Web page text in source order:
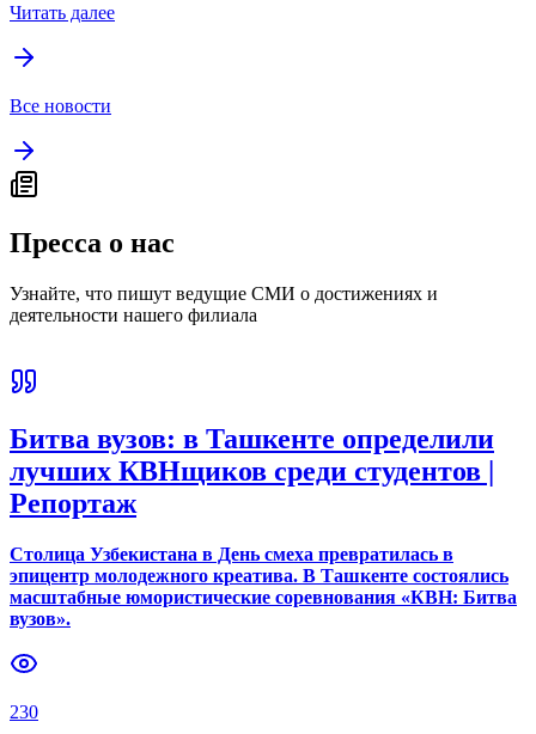
Читать далее
Все новости
Пресса о нас
Узнайте, что пишут ведущие СМИ о достижениях и
деятельности нашего филиала
Битва вузов: в Ташкенте определили
лучших КВНщиков среди студентов |
Репортаж
Столица Узбекистана в День смеха превратилась в
эпицентр молодежного креатива. В Ташкенте состоялись
масштабные юмористические соревнования «КВН: Битва
вузов».
230